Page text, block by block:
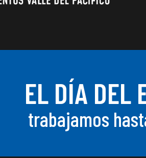
EL DÍA DEL
trabajamos